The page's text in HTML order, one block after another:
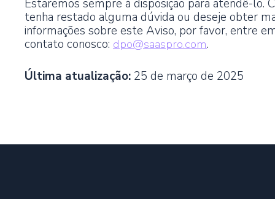
Estaremos sempre à disposição para atendê-lo.
tenha restado alguma dúvida ou deseje obter
informações sobre este Aviso, por favor, entre
contato conosco: dpo@saaspro.com.
Última atualização: 25 de março de 2025